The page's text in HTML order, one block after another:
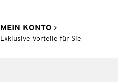
MEIN KONTO
Exklusive Vorteile für Sie